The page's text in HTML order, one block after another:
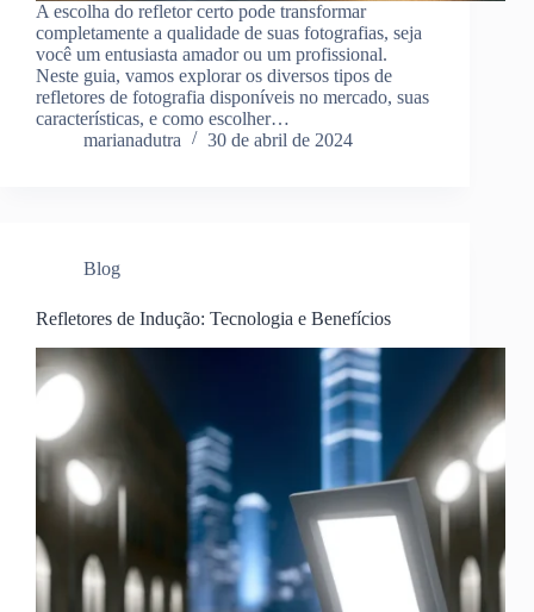
A escolha do refletor certo pode transformar
completamente a qualidade de suas fotografias, seja
você um entusiasta amador ou um profissional.
Neste guia, vamos explorar os diversos tipos de
refletores de fotografia disponíveis no mercado, suas
características, e como escolher…
marianadutra
30 de abril de 2024
Blog
Refletores de Indução: Tecnologia e Benefícios